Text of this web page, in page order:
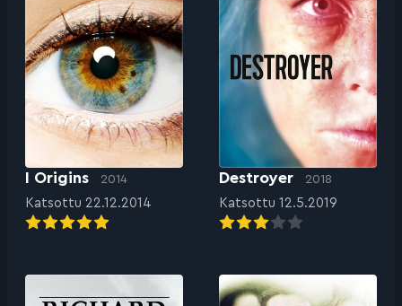
I Origins 2014
Katsottu 22.12.2014
Destroyer 2018
Katsottu 12.5.2019